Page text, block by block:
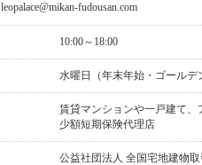
leopalace@mikan-fudousan.com
10:00～18:00
水曜日（年末年始・ゴールデ
賃貸マンションや一戸建て
少額短期保険代理店
公益社団法人 全国宅地建物